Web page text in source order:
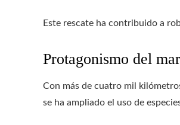
Este rescate ha contribuido a
Protagonismo del
Con más de cuatro mil
se ha ampliado el uso de